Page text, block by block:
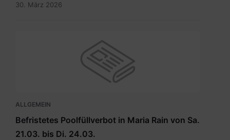
30. März 2026
ALLGEMEIN
Befristetes Poolfüllverbot in Maria Rain von Sa.
21.03. bis Di. 24.03.